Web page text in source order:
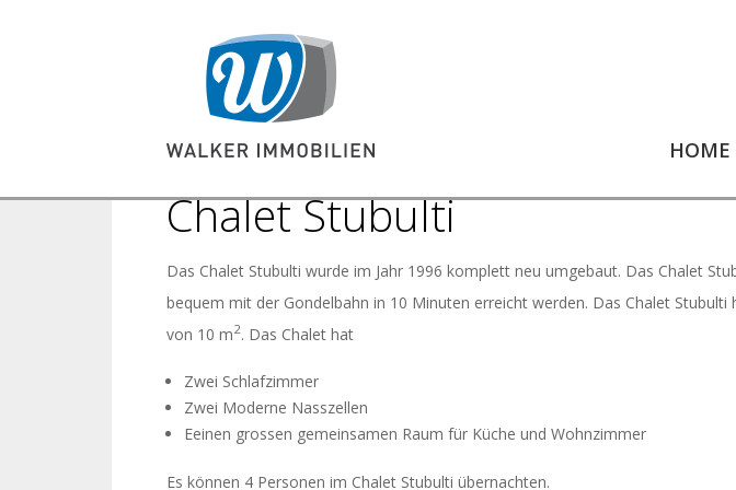
HOME
Chalet Stubulti
Das Chalet Stubulti wurde im Jahr 1996 komplett neu umgebaut. Das Chalet
bequem mit der Gondelbahn in 10 Minuten erreicht werden. Das Chalet
von 10 m2. Das Chalet hat
Zwei Schlafzimmer
Zwei Moderne Nasszellen
Eeinen grossen gemeinsamen Raum für Küche und Wohnzimmer
Es können 4 Personen im Chalet Stubulti übernachten.